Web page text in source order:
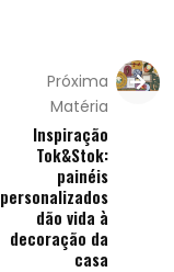
Próxima
Matéria
Inspiração
Tok&Stok:
painéis
personalizados
dão vida à
decoração da
casa